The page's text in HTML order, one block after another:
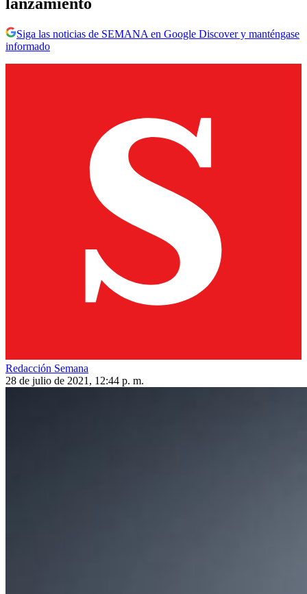
Siga las noticias de SEMANA en Google Discover y manténgase
informado
Redacción Semana
28 de julio de 2021, 12:44 p. m.